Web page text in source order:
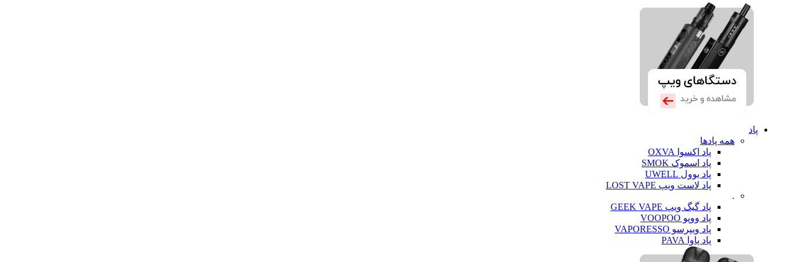
پاد
همه پادها
پاد اکسوا OXVA
پاد اسموک SMOK
پاد یوول UWELL
پاد لاست ویپ LOST VAPE
.
پاد گیگ ویپ GEEK VAPE
پاد ووپو VOOPOO
پاد ویپرسو VAPORESSO
پاد پاوا PAVA